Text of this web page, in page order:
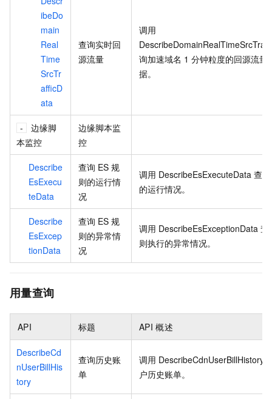
ibeDo
main
Real
Time
SrcTr
afficD
ata
查询实时回
源流量
调用
询加速域名 1 分钟粒度的回源流量
据。
边缘脚
本监控
边缘脚本监
控
Describe
EsExecu
teData
查询 ES 规
则的运行情
况
调用 DescribeEsExecuteData 查询
的运行情况。
Describe
EsExcep
tionData
查询 ES 规
则的异常情
况
调用 DescribeEsExceptionData 查
则执行的异常情况。
用量查询
API 标题 API 概述
DescribeCd
nUserBillHis
tory
查询历史账
单
调用 DescribeCdnUserBillHistory
户历史账单。